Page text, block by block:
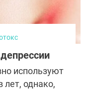
используют
лет, однако,